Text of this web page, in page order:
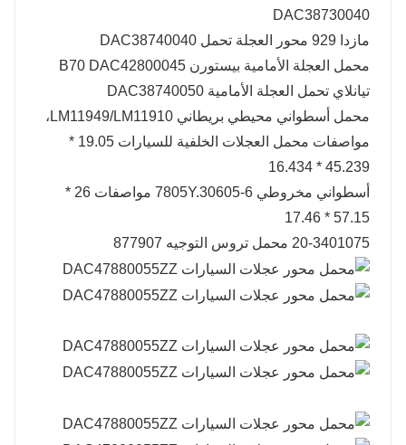
DAC38730040
مازدا 929 محور العجلة تحمل DAC38740040
محمل العجلة الأمامية بيستورن B70 DAC42800045
تيانلاي تحمل العجلة الأمامية DAC38740050
محمل أسطواني محيطي بريطاني LM11949/LM11910،
مواصفات محمل العجلات الخلفية للسيارات 19.05 *
45.239 * 16.434
أسطواني مخروطي 6-7805Y.30605 مواصفات 26 *
57.15 * 17.46
20-3401075 محمل تروس التوجيه 877907